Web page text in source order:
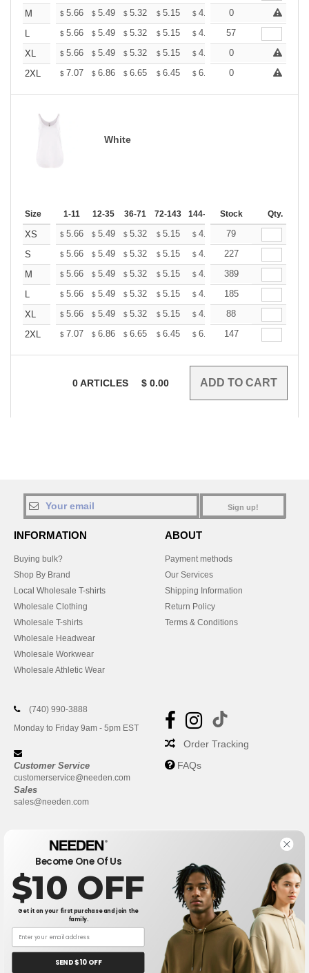
M
$ 5.66 $ 5.49 $ 5.32 $ 5.15 $ 4.99 $ +
0
L
$ 5.66 $ 5.49 $ 5.32 $ 5.15 $ 4.99 $4.90
57
XL
$ 5.66 $ 5.49 $ 5.32 $ 5.15 $ 4.99 $ +
0
2XL
$ 7.07 $ 6.86 $ 6.65 $ 6.45 $ 6.24 $ +
0
White
Size 1-11 12-35 36-71 72-143 144-287 288 + More
Stock Qty.
XS $ 5.66 $ 5.49 $ 5.32 $ 5.15 $ 4.99 $4.90
79
S
$ 5.66 $ 5.49 $ 5.32 $ 5.15 $ 4.99 $4.90
227
M
$ 5.66 $ 5.49 $ 5.32 $ 5.15 $ 4.99 $4.90
389
L
$ 5.66 $ 5.49 $ 5.32 $ 5.15 $ 4.99 $4.90
185
XL
$ 5.66 $ 5.49 $ 5.32 $ 5.15 $ 4.99 $4.90
88
2XL
$ 7.07 $ 6.86 $ 6.65 $ 6.45 $ 6.24 $6.13
147
0ARTICLES $ 0.00
Sign up!
INFORMATION
Buying bulk?
Shop By Brand
Local Wholesale T-shirts
Wholesale Clothing
Wholesale T-shirts
Wholesale Headwear
Wholesale Workwear
Wholesale Athletic Wear
ABOUT
Payment methods
Our Services
Shipping Information
Return Policy
Terms & Conditions
(740) 990-3888
Monday to Friday 9am - 5pm EST
Customer Service
customerservice@needen.com
Sales
sales@needen.com
Order Tracking
FAQs
New York|Phoenix Los Angeles |Chicago Philadelphia|
|San Antonio San Diego| | San Jose |Austin
Become One Of Us
$10 OFF
Get it on your first purchase and join the
family.
SEND $10 OFF